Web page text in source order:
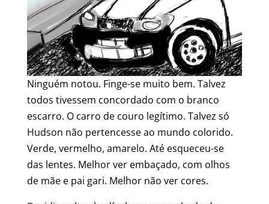
Ninguém notou. Finge-se muito bem. Talvez
todos tivessem concordado com o branco
escarro. O carro de couro legítimo. Talvez só
Hudson não pertencesse ao mundo colorido.
Verde, vermelho, amarelo. Até esqueceu-se
das lentes. Melhor ver embaçado, com olhos
de mãe e pai gari. Melhor não ver cores.